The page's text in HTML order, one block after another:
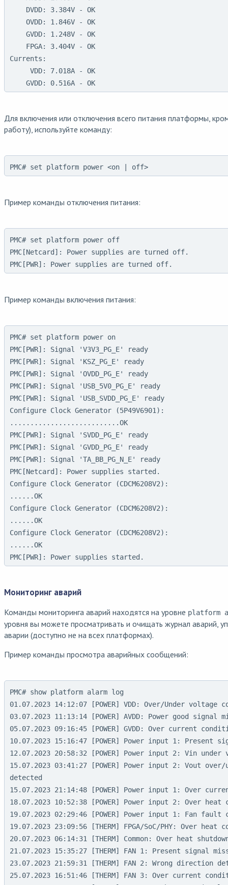
Currents:
    GVDD: 0.516A - OK
Для включения или отключения всего питания платформы,
работу), используйте команду:
PMC# set platform power <on | off>
Пример команды отключения питания:
PMC# set platform power off
PMC[Netcard]: Power supplies are turned off.
PMC[PWR]: Power supplies are turned off.
Пример команды включения питания:
PMC# set platform power on
PMC[PWR]: Signal 'V3V3_PG_E' ready
PMC[PWR]: Signal 'KSZ_PG_E' ready
PMC[PWR]: Signal 'OVDD_PG_E' ready
PMC[PWR]: Signal 'USB_5V0_PG_E' ready
PMC[PWR]: Signal 'USB_SVDD_PG_E' ready
Configure Clock Generator (5P49V6901):
...........................OK
PMC[PWR]: Signal 'SVDD_PG_E' ready
PMC[PWR]: Signal 'GVDD_PG_E' ready
PMC[PWR]: Signal 'TA_BB_PG_N_E' ready
PMC[Netcard]: Power supplies started.
Configure Clock Generator (CDCM6208V2):
......OK
Configure Clock Generator (CDCM6208V2):
......OK
Configure Clock Generator (CDCM6208V2):
......OK
PMC[PWR]: Power supplies started.
Мониторинг аварий
Команды мониторинга аварий находятся на уровне platform
уровня вы можете просматривать и очищать журнал аварий,
аварии (доступно не на всех платформах).
Пример команды просмотра аварийных сообщений:
PMC# show platform alarm log
01.07.2023 14:12:07 [POWER] VDD: Over/Under voltage
03.07.2023 11:13:14 [POWER] AVDD: Power good signal
05.07.2023 09:16:45 [POWER] GVDD: Over current
10.07.2023 15:16:47 [POWER] Power input 1: Present
12.07.2023 20:58:32 [POWER] Power input 2: Vin
15.07.2023 03:41:27 [POWER] Power input 2: Vout
detected
15.07.2023 21:14:48 [POWER] Power input 1: Over
18.07.2023 10:52:38 [POWER] Power input 2: Over
19.07.2023 02:29:46 [POWER] Power input 1: Fan
19.07.2023 23:09:56 [THERM] FPGA/SoC/PHY: Over
20.07.2023 06:14:31 [THERM] Common: Over heat
21.07.2023 15:35:27 [THERM] FAN 1: Present signal
23.07.2023 21:59:31 [THERM] FAN 2: Wrong direction
25.07.2023 16:51:46 [THERM] FAN 3: Over current